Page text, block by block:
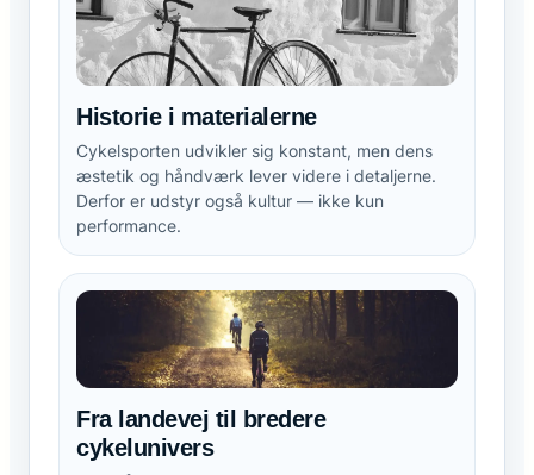
Historie i materialerne
Cykelsporten udvikler sig konstant, men dens
æstetik og håndværk lever videre i detaljerne.
Derfor er udstyr også kultur — ikke kun
performance.
Fra landevej til bredere
cykelunivers